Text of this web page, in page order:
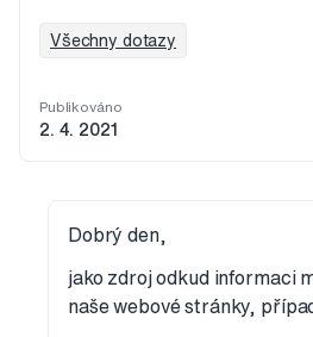
Všechny dotazy
Publikováno
2. 4. 2021
Dobrý den,
jako zdroj odkud informaci
naše webové stránky,